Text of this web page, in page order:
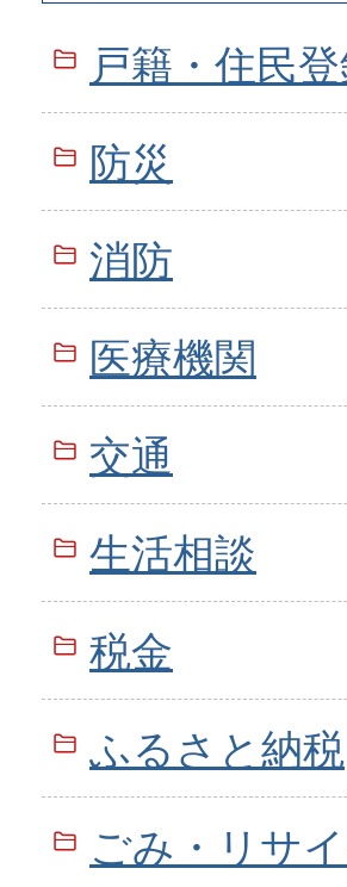
戸籍・住民
防災
消防
医療機関
交通
生活相談
税金
ふるさと納税
ごみ・リサ